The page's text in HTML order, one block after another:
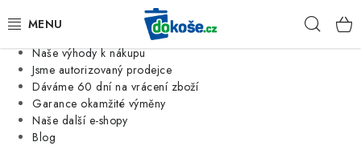
Jsme tradiční česká firma
Naše výhody k nákupu
Jsme autorizovaný prodejce
Dáváme 60 dní na vrácení zboží
Garance okamžité výměny
Naše další e-shopy
Blog
KOŠE
SÁČKY